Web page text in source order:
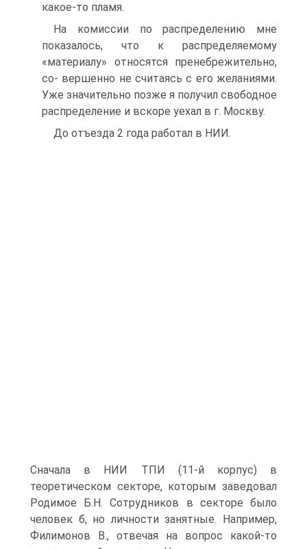
какое-то пламя.
На комиссии по распределению мне
показалось, что к распределяемому
«материалу» относятся пренебрежительно,
со- вершенно не считаясь с его желаниями.
Уже значительно позже я получил свободное
распределение и вскоре уехал в г. Москву.
До отъезда 2 года работал в НИИ.
Сначала в НИИ ТПИ (11-й корпус) в
теоретическом секторе, которым заведовал
Родимое Б.Н. Сотрудников в секторе было
человек б, но личности занятные. Например,
Филимонов В., отвечая на вопрос какой-то